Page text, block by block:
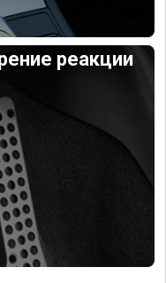
реакции